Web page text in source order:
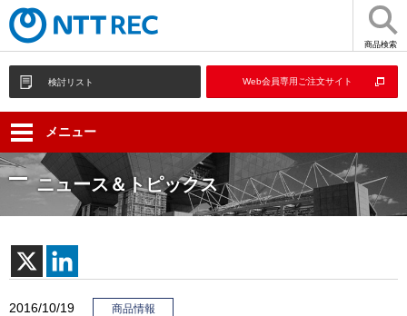
商品検索
検討リスト Web会員専用ご注文サイト
メニュー
ニュース＆トピックス
2016/10/19 商品情報